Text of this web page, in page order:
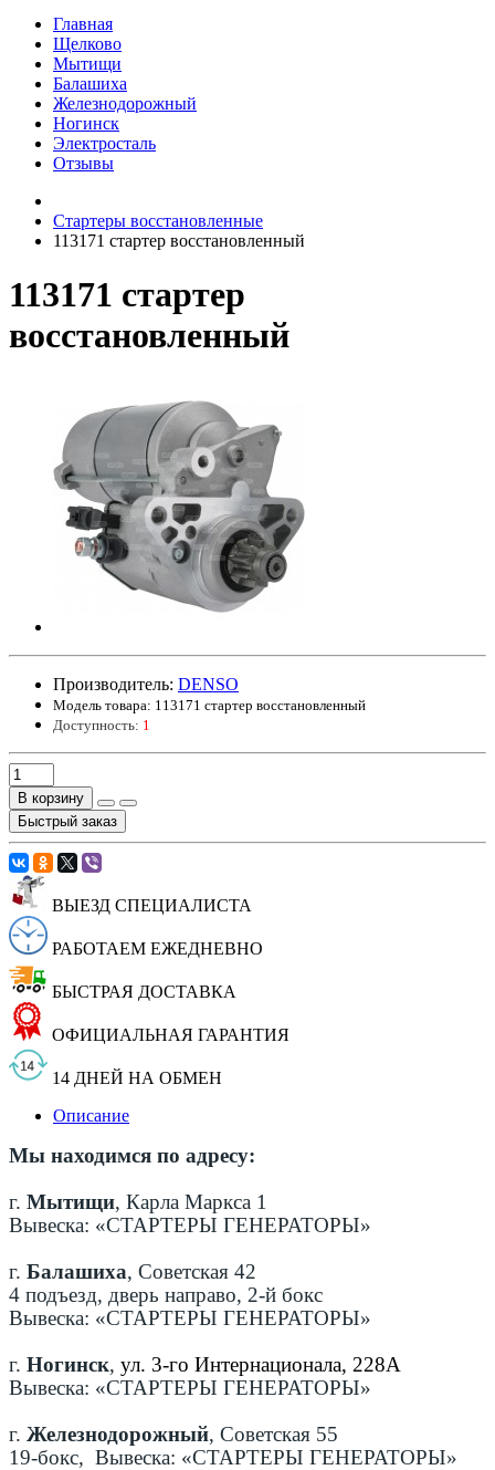
Главная
Щелково
Мытищи
Балашиха
Железнодорожный
Ногинск
Электросталь
Отзывы
Стартеры восстановленные
113171 стартер восстановленный
113171 стартер
восстановленный
Производитель: DENSO
Модель товара: 113171 стартер восстановленный
Доступность: 1
В корзину
Быстрый заказ
ВЫЕЗД СПЕЦИАЛИСТА
РАБОТАЕМ ЕЖЕДНЕВНО
БЫСТРАЯ ДОСТАВКА
ОФИЦИАЛЬНАЯ ГАРАНТИЯ
14 ДНЕЙ НА ОБМЕН
Описание
Мы находимся по адресу:
г. Мытищи, Карла Маркса 1
Вывеска: «СТАРТЕРЫ ГЕНЕРАТОРЫ»
г. Балашиха, Советская 42
4 подъезд, дверь направо, 2-й бокс
Вывеска: «СТАРТЕРЫ ГЕНЕРАТОРЫ»
г. Ногинск, ул. 3-го Интернационала, 228А
Вывеска: «СТАРТЕРЫ ГЕНЕРАТОРЫ»
г. Железнодорожный, Советская 55
19-бокс, Вывеска: «СТАРТЕРЫ ГЕНЕРАТОРЫ»